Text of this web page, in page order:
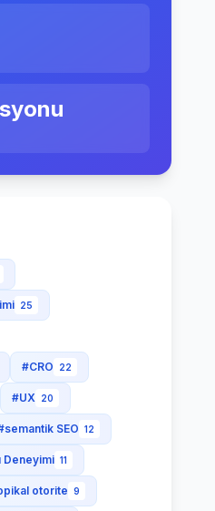
25
#CRO 22
#UX 20
SEO 12
Deneyimi 11
otorite 9